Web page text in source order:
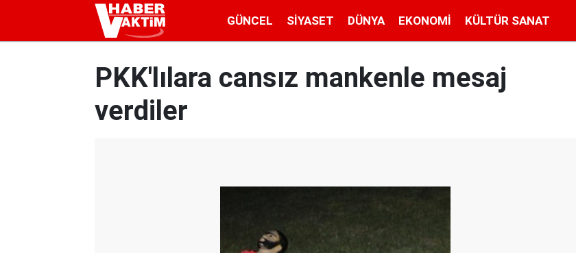
GÜNCEL SIYASET DÜNYA EKONOMI KÜLTÜR SANAT
PKK'lılara cansız mankenle mesaj
verdiler